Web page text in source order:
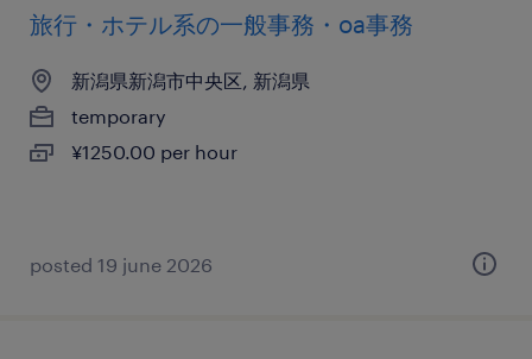
旅行・ホテル系の一般事務・oa事務
新潟県新潟市中央区, 新潟県
temporary
¥1250.00 per hour
posted 19 june 2026